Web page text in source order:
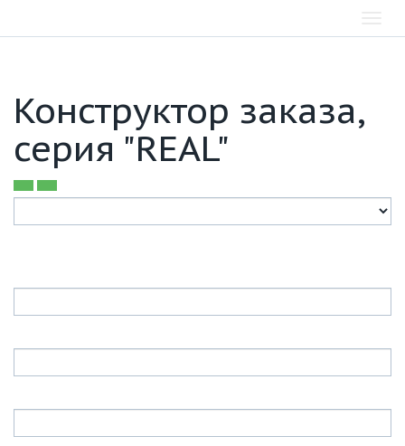
Конструктор заказа,
серия "REAL"